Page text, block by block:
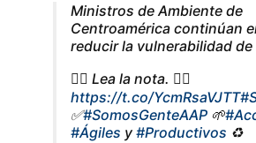
Ministros de Ambiente de
Centroamérica continúan
reducir la vulnerabilidad de
👇🏼 Lea la nota. 👇🏼
https://t.co/YcmRsaVJTT
✅#SomosGenteAAP 🌱
#Ágiles y #Productivos ♻️